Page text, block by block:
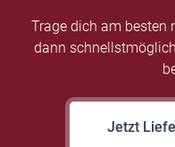
Trage dich am besten
dann
Jetzt